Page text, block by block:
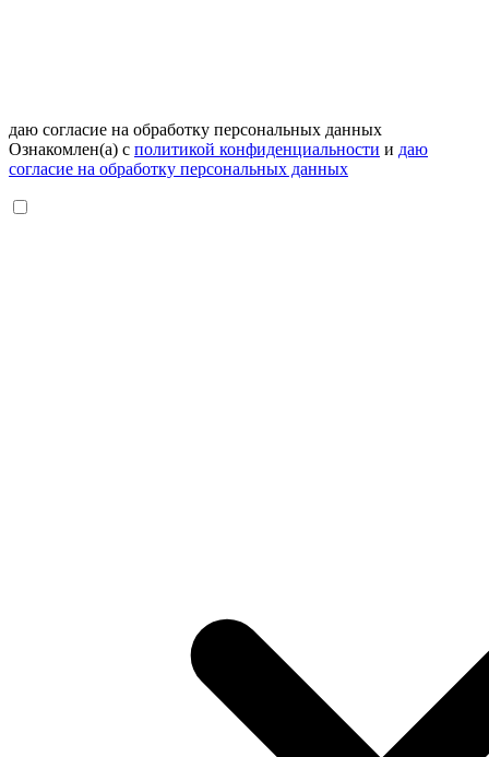
даю согласие на обработку персональных данных
Ознакомлен(а) с политикой конфиденциальности и даю
согласие на обработку персональных данных